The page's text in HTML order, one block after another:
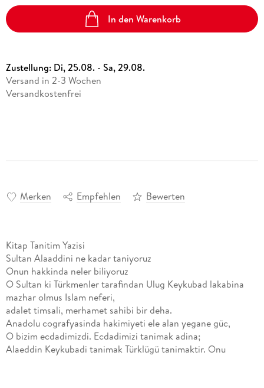
In den Warenkorb
Zustellung: Di, 25.08. - Sa, 29.08.
Versand in 2-3 Wochen
Versandkostenfrei
Merken Empfehlen Bewerten
Kitap Tanitim Yazisi
Sultan Alaaddini ne kadar taniyoruz
Onun hakkinda neler biliyoruz
O Sultan ki Türkmenler tarafindan Ulug Keykubad lakabina
mazhar olmus Islam neferi,
adalet timsali, merhamet sahibi bir deha.
Anadolu cografyasinda hakimiyeti ele alan yegane güc,
O bizim ecdadimizdi. Ecdadimizi tanimak adina;
Alaeddin Keykubadi tanimak Türklügü tanimaktir. Onu